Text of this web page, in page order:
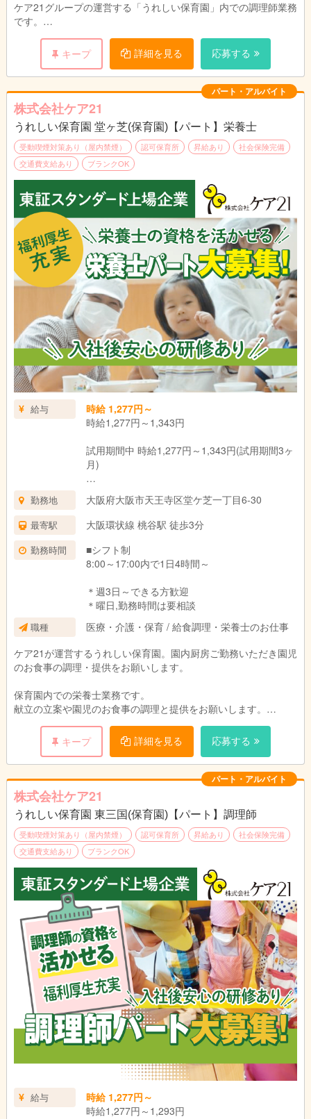
ケア21グループの運営する「うれしい保育園」内での調理師業務
です。
園児のお食事の調理と提供をお願いします。
園児や保育スタッフと顔を合わせる事ができるので、
ご意見をすぐに料理に反映でき、
調理人としてスキルアップも期待できます。
キープ 詳細を見る 応募する
パート・アルバイト
株式会社ケア21
うれしい保育園 堂ヶ芝(保育園)【パート】栄養士
受動喫煙対策あり（屋内禁煙） 認可保育所 昇給あり
社会保険完備
交通費支給あり
ブランクOK
給与
時給 1,277円～
時給1,277円～1,343円
試用期間中 時給1,277円～1,343円(試用期間3ヶ
月)
＊資格・経験による
試用期間：3ヶ月(同条件)
勤務地 大阪府大阪市天王寺区堂ケ芝一丁目6-30
最寄駅 大阪環状線 桃谷駅 徒歩3分
勤務時間
■シフト制
8:00～17:00内で1日4時間～
＊週3日～できる方歓迎
＊曜日,勤務時間は要相談
職種
医療・介護・保育 / 給食調理・栄養士のお仕事
ケア21が運営するうれしい保育園。園内厨房ご勤務いただき園児
のお食事の調理・提供をお願いします。
保育園内での栄養士業務です。
献立の立案や園児のお食事の調理と提供をお願いします。
園児や保育スタッフと顔を合わせる事ができるので、
ご意見をすぐに料理に反映でき、
調理人としてスキルアップも期待でき
ます。
キープ 詳細を見る 応募する
パート・アルバイト
株式会社ケア21
うれしい保育園 東三国(保育園)【パート】調理師
受動喫煙対策あり（屋内禁煙） 認可保育所 昇給あり
社会保険完備
交通費支給あり
ブランクOK
給与
時給 1,277円～
時給1,277円～1,293円